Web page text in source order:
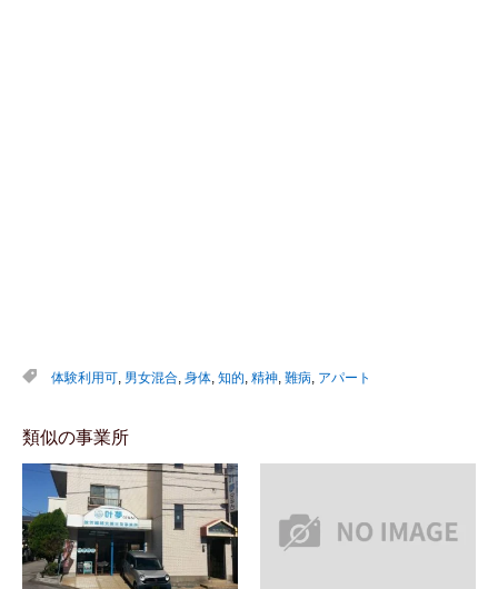
体験利用可 男女混合 身体 知的 精神 難病 アパート
類似の事業所